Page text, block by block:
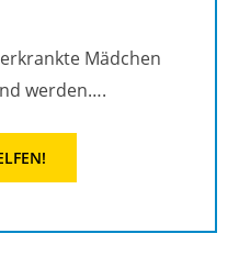
Mäd­chen
wer­den….